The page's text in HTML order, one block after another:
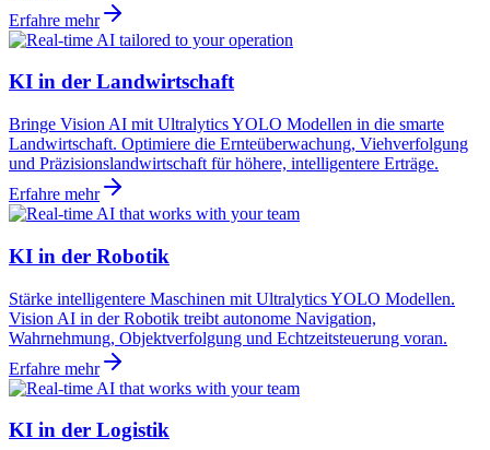
Erfahre mehr
KI in der Landwirtschaft
Bringe Vision AI mit Ultralytics YOLO Modellen in die smarte
Landwirtschaft. Optimiere die Ernteüberwachung, Viehverfolgung
und Präzisionslandwirtschaft für höhere, intelligentere Erträge.
Erfahre mehr
KI in der Robotik
Stärke intelligentere Maschinen mit Ultralytics YOLO Modellen.
Vision AI in der Robotik treibt autonome Navigation,
Wahrnehmung, Objektverfolgung und Echtzeitsteuerung voran.
Erfahre mehr
KI in der Logistik